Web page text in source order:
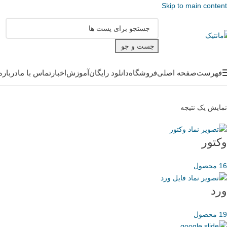
Skip to main content
جست و جو
فهرستصفحه اصلیفروشگاهدانلود رایگانآموزشاخبار تماس با ما
نمایش یک نتیجه
وکتور
16 محصول
ورد
19 محصول